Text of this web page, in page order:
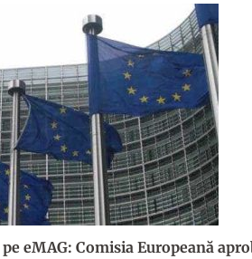
eMAG: Comisia Europeană